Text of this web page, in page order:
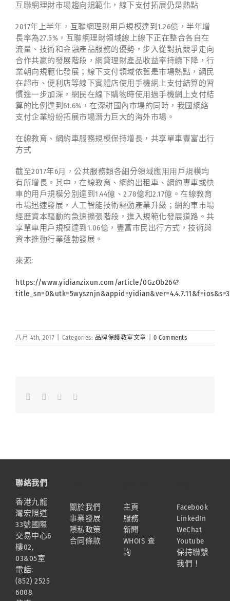
互聯網理財市場趨向規範化，線下支付拓展仍是熱點
2017年上半年，互聯網理財用戶規模達到1.26億，半年增
長率為27.5%，互聯網理財領域線上線下正在整合各自在
流量、技術和金融產品服務的優勢，步入從對抗競爭走向
合作共贏的發展階段，網貸理財產品收益率持續下降，行
業朝向規範化發展；線下支付領域依舊是市場熱點，網民
在超市、便利店等線下實體店使用手機網上支付結算的習
慣進一步加深，網民在線下購物時使用過手機網上支付結
算的比例達到61.6%，在深耕國內市場的同時，我國網絡
支付企業紛紛拓展市場潛力巨大的海外市場。
在線教育、網約車服務規模保持增長，共享單車豐富出行
方式
截至2017年6月，公共服務類各細分領域應用用戶規模均
有所增長。其中，在線教育、網約出租車、網約專車或快
車的用戶規模分別達到1.44億、2.78億和2.17億。在線教育
市場迅速發展，人工智能技術驅動產業升級；網約車市場
經歷資本驅動的急速擴張階段，進入規範化發展道路。共
享單車用戶規模達到1.06億，豐富市民出行方式，技術與
資本推動行業蓬勃發展。
來源:
https://www.yidianzixun.com/article/0GzOb264?
八月 4th, 2017 Categories: 品牌保護教室文章 0 Comments
FacebookLinkedInWhatsapp
聯絡我們
香港九龍
灣宏照道
33號國際
交易中心6
樓02,
03&05室
電話:
(852) 2525
6008
關於我們
事業發展
隱私政策
合同條款
主頁
服務
新聞
WHOIS 查
詢
Facebook
LinkedIn
WeChat
Youtube
保持聯繫
我們！